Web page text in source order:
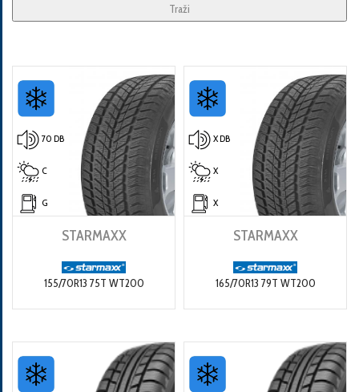
Traži
70 DB
C
G
STARMAXX
155/70R13 75T WT200
X DB
X
X
STARMAXX
165/70R13 79T WT200